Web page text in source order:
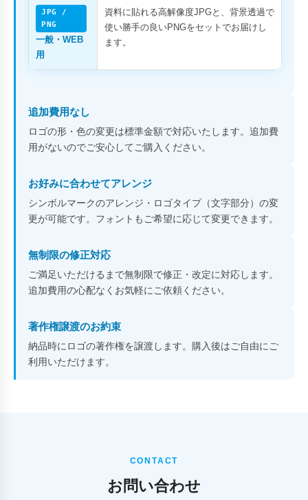
JPG /
PNG
一般・WEB
用
資料に貼れる高解像度JPGと、背景透過で
使い勝手の良いPNGをセットでお届けし
ます。
追加費用なし
ロゴの形・色の変更は標準金額で対応いたします。追加費
用がないのでご安心してご購入ください。
お好みに合わせてアレンジ
シンボルマークのアレンジ・ロゴタイプ（文字部分）の変
更が可能です。フォントもご希望に応じて変更できます。
無制限の修正対応
ご満足いただけるまで無制限で修正・改定に対応します。
追加費用の心配なくお気軽にご依頼ください。
著作権譲渡のお約束
納品時にロゴの著作権を譲渡します。購入後はご自由にご
利用いただけます。
CONTACT
お問い合わせ